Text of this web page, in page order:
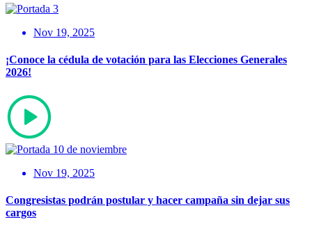
Nov 19, 2025
¡Conoce la cédula de votación para las Elecciones Generales
2026!
Nov 19, 2025
Congresistas podrán postular y hacer campaña sin dejar sus
cargos